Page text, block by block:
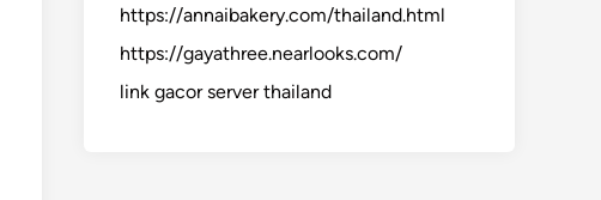
https://annaibakery.com/thailand.html
https://gayathree.nearlooks.com/
link gacor server thailand